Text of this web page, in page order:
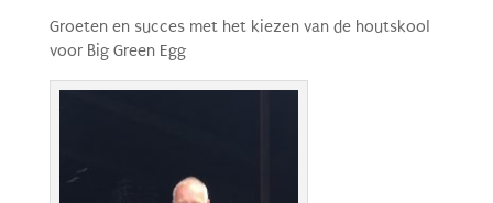
Groeten en succes met het kiezen van de houtskool
voor Big Green Egg